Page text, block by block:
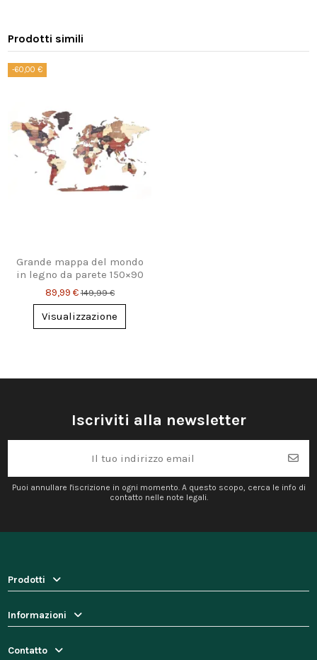
Prodotti simili
-60,00 €
Grande mappa del mondo
in legno da parete 150×90
cm – decorazione murale
colorata per...
89,99 €149,99 €
Visualizzazione
Iscriviti alla newsletter
Puoi annullare l'iscrizione in ogni momento. A questo scopo, cerca le info di
contatto nelle note legali.
Prodotti
Informazioni
Contatto